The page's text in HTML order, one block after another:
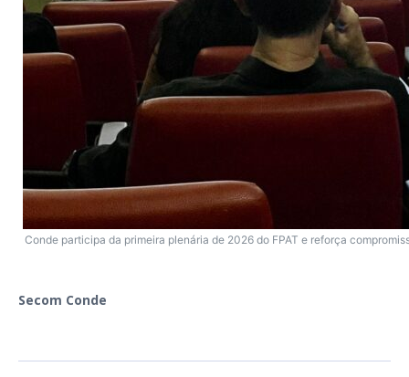
Conde participa da primeira plenária de 2026 do FPAT e reforça
Secom Conde